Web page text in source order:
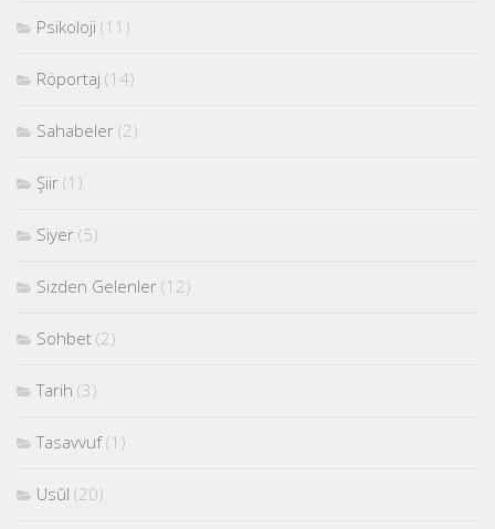
Psikoloji (11)
Röportaj (14)
Sahabeler (2)
Şiir (1)
Siyer (5)
Sizden Gelenler (12)
Sohbet (2)
Tarih (3)
Tasavvuf(1)
Usûl (20)